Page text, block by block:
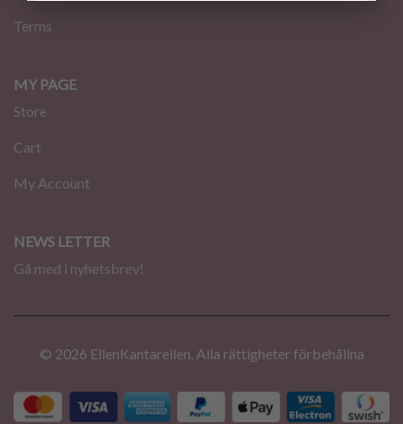
Terms
MY PAGE
Store
Cart
My Account
NEWS LETTER
Gå med i nyhetsbrev!
© 2026 EllenKantarellen. Alla rättigheter förbehållna